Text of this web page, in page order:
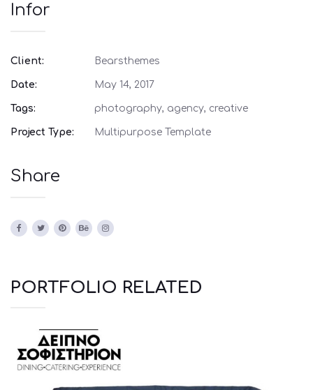
Infor
Client: Bearsthemes
Date: May 14, 2017
Tags: photography, agency, creative
Project Type: Multipurpose Template
Share
PORTFOLIO RELATED